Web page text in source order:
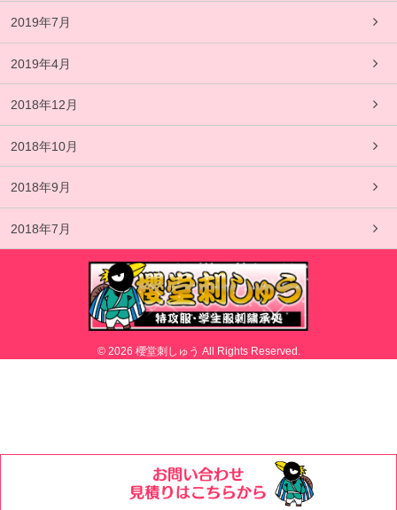
2019年7月
2019年4月
2018年12月
2018年10月
2018年9月
2018年7月
© 2026 櫻堂刺しゅう All Rights Reserved.